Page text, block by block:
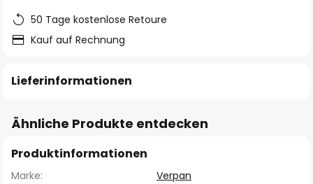
50 Tage kostenlose Retoure
Kauf auf Rechnung
Lieferinformationen
Ähnliche Produkte entdecken
Produktinformationen
Marke:
Verpan